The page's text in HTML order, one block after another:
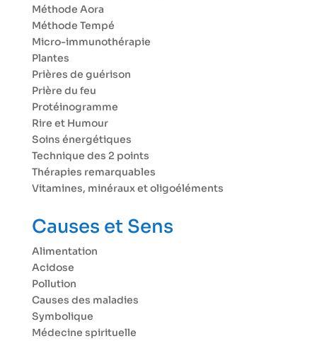
Méthode Aora
Méthode Tempé
Micro-immunothérapie
Plantes
Prières de guérison
Prière du feu
Protéinogramme
Rire et Humour
Soins énergétiques
Technique des 2 points
Thérapies remarquables
Vitamines, minéraux et oligoéléments
Causes et Sens
Alimentation
Acidose
Pollution
Causes des maladies
Symbolique
Médecine spirituelle